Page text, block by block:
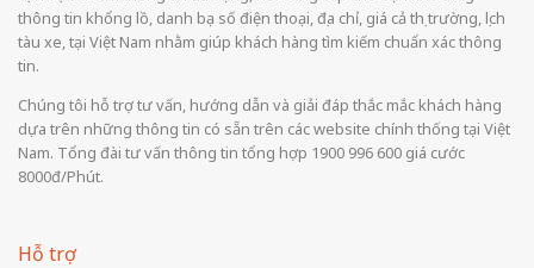
thông tin khổng lồ, danh bạ số điện thoại, địa chỉ, giá cả thị trường, lịch
tàu xe, tại Việt Nam nhằm giúp khách hàng tìm kiếm chuẩn xác thông
tin.
Chúng tôi hỗ trợ tư vấn, hướng dẫn và giải đáp thắc mắc khách hàng
dựa trên những thông tin có sẵn trên các website chính thống tại Việt
Nam. Tổng đài tư vấn thông tin tổng hợp 1900 996 600 giá cước
8000đ/Phút.
Hỗ trợ